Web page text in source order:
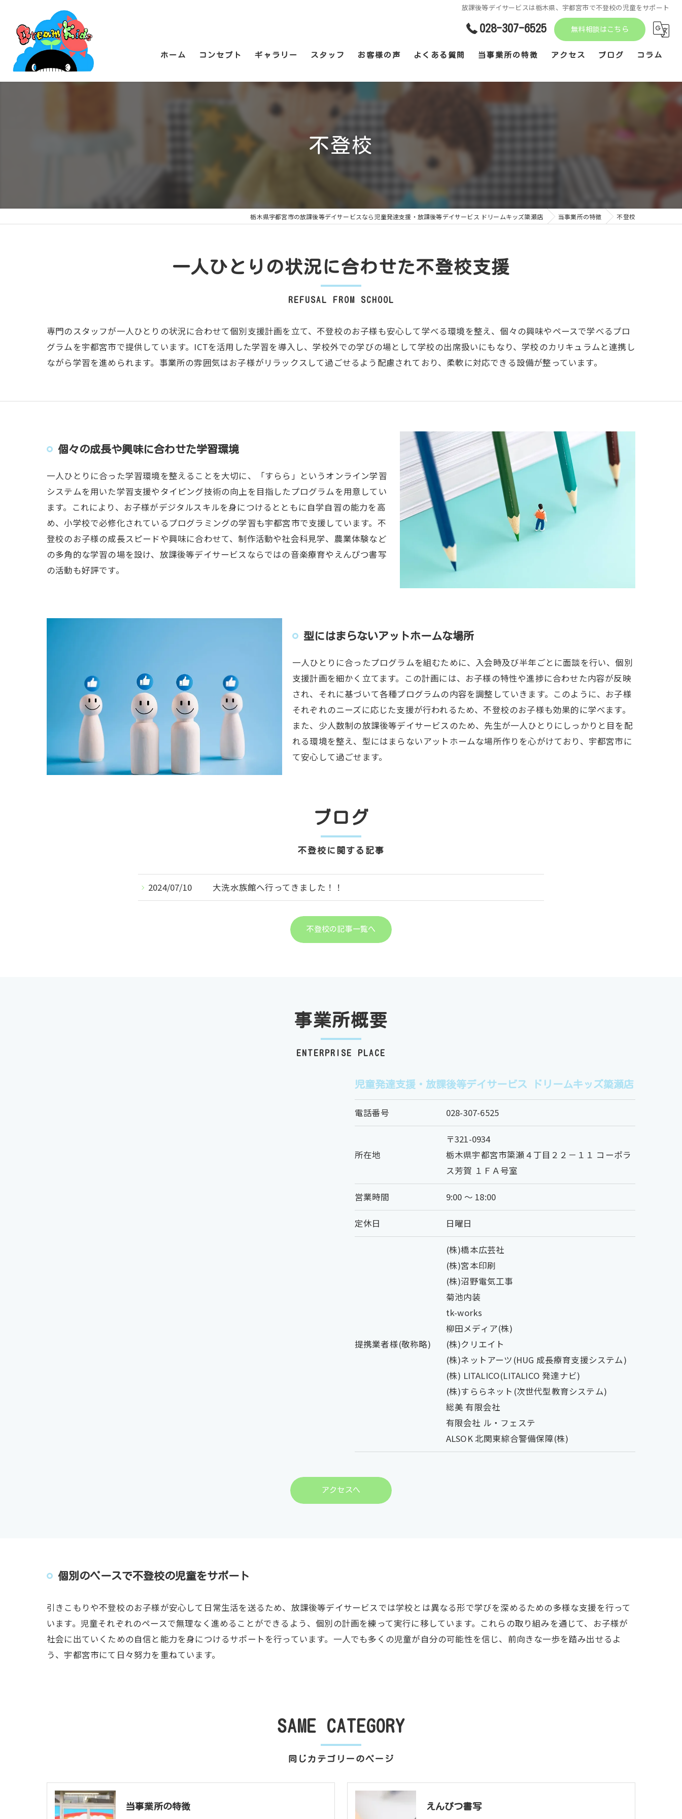
放課後等デイサービスは栃木県、宇都宮市で不登校の児童をサポート
028-307-6525 無料相談はこちら
ホーム コンセプト ギャラリー スタッフ お客様の声 よくある質問 当事業所の特徴 アクセス ブログ コラム
不登校
栃木県宇都宮市の放課後等デイサービスなら児童発達支援・放課後等デイサービス ドリームキッズ簗瀬店 当事業所の特徴 不登校
一人ひとりの状況に合わせた不登校支援
REFUSAL FROM SCHOOL
専門のスタッフが一人ひとりの状況に合わせて個別支援計画を立て、不登校のお子様も安心して学べる環境を整え、個々の興味やペースで学べるプロ
グラムを宇都宮市で提供しています。ICTを活用した学習を導入し、学校外での学びの場として学校の出席扱いにもなり、学校のカリキュラムと連携し
ながら学習を進められます。事業所の雰囲気はお子様がリラックスして過ごせるよう配慮されており、柔軟に対応できる設備が整っています。
個々の成長や興味に合わせた学習環境
一人ひとりに合った学習環境を整えることを大切に、「すらら」というオンライン学習
システムを用いた学習支援やタイピング技術の向上を目指したプログラムを用意してい
ます。これにより、お子様がデジタルスキルを身につけるとともに自学自習の能力を高
め、小学校で必修化されているプログラミングの学習も宇都宮市で支援しています。不
登校のお子様の成長スピードや興味に合わせて、制作活動や社会科見学、農業体験など
の多角的な学習の場を設け、放課後等デイサービスならではの音楽療育やえんぴつ書写
の活動も好評です。
型にはまらないアットホームな場所
一人ひとりに合ったプログラムを組むために、入会時及び半年ごとに面談を行い、個別
支援計画を細かく立てます。この計画には、お子様の特性や進捗に合わせた内容が反映
され、それに基づいて各種プログラムの内容を調整していきます。このように、お子様
それぞれのニーズに応じた支援が行われるため、不登校のお子様も効果的に学べます。
また、少人数制の放課後等デイサービスのため、先生が一人ひとりにしっかりと目を配
れる環境を整え、型にはまらないアットホームな場所作りを心がけており、宇都宮市に
て安心して過ごせます。
ブログ
不登校に関する記事
2024/07/10 大洗水族館へ行ってきました！！
不登校の記事一覧へ
事業所概要
ENTERPRISE PLACE
児童発達支援・放課後等デイサービス ドリームキッズ簗瀬店
電話番号 028-307-6525
所在地
〒321-0934
栃木県宇都宮市簗瀬４丁目２２－１１ ​コーポラ
ス芳賀 １ＦＡ号室
営業時間 9:00 ～ 18:00
定休日 日曜日
提携業者様(敬称略)
(株)橋本広芸社
(株)宮本印刷
(株)沼野電気工事
菊池内装
tk-works
柳田メディア(株)
(株)クリエイト
(株)ネットアーツ(HUG 成長療育支援システム)
(株) LITALICO(LITALICO 発達ナビ)
(株)すららネット(次世代型教育システム)
総美 有限会社
有限会社 ル・フェステ
ALSOK 北関東綜合警備保障(株)
アクセスへ
個別のペースで不登校の児童をサポート
引きこもりや不登校のお子様が安心して日常生活を送るため、放課後等デイサービスでは学校とは異なる形で学びを深めるための多様な支援を行って
います。児童それぞれのペースで無理なく進めることができるよう、個別の計画を練って実行に移しています。これらの取り組みを通じて、お子様が
社会に出ていくための自信と能力を身につけるサポートを行っています。一人でも多くの児童が自分の可能性を信じ、前向きな一歩を踏み出せるよ
う、宇都宮市にて日々努力を重ねています。
同じカテゴリーのページ
SAME CATEGORY
当事業所の特徴 えんぴつ書写